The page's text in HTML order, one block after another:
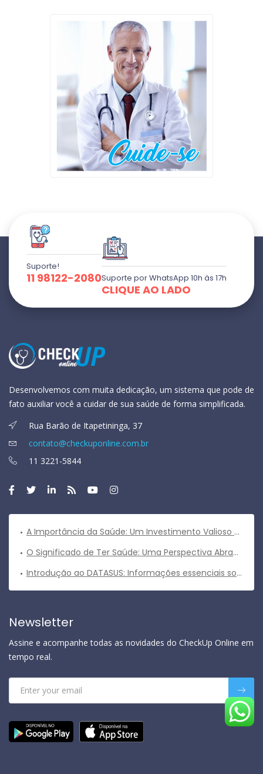
Suporte!
11 98122-2080Suporte por WhatsApp 10h às 17h
CLIQUE AO LADO
Desenvolvemos com muita dedicação, um sistema que pode de
fato auxiliar você a cuidar de sua saúde de forma simplificada.
Rua Barão de Itapetininga, 37
contato@checkuponline.com.br
11 3221-5844
A Importância da Saúde: Um Investimento Valioso para uma Vida Plena
O Significado de Ter Saúde: Uma Perspectiva Abrangente
Introdução ao DATASUS: Informações essenciais sobre o sistema de informações em saúde do Brasil
Newsletter
Assine e acompanhe todas as novidades do CheckUp Online em
tempo real.